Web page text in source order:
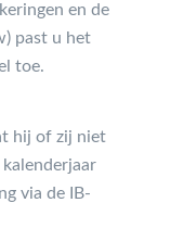
en de
past u het
toe.
hij of zij niet
via de IB-